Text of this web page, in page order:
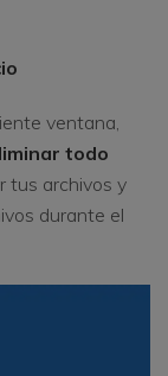
ventana,
todo
tus archivos y
durante el